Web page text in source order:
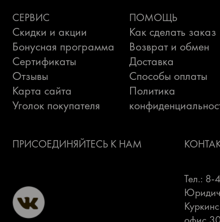
СЕРВИС
Скидки и акции
Бонусная программа
Сертификаты
Отзывы
Карта сайта
Уголок покупателя
ПОМОЩЬ
Как сделать заказ
Возврат и обмен
Доставка
Способы оплаты
Политика
ПРИСОЕДИНЯЙТЕСЬ К НАМ
Тел.: 8-